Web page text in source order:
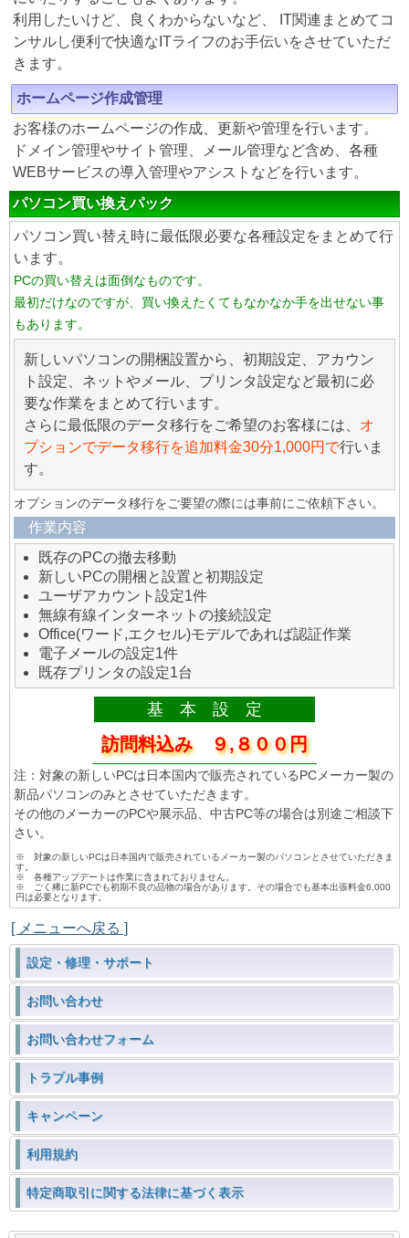
利用したいけど、良くわからないなど、 IT関連まとめてコ
ンサルし便利で快適なITライフのお手伝いをさせていただ
きます。
ホームページ作成管理
お客様のホームページの作成、更新や管理を行います。
ドメイン管理やサイト管理、メール管理など含め、各種
WEBサービスの導入管理やアシストなどを行います。
パソコン買い換えパック
パソコン買い替え時に最低限必要な各種設定をまとめて行
います。
PCの買い替えは面倒なものです。
最初だけなのですが、買い換えたくてもなかなか手を出せない事
もあります。
新しいパソコンの開梱設置から、初期設定、アカウン
ト設定、ネットやメール、プリンタ設定など最初に必
要な作業をまとめて行います。
さらに最低限のデータ移行をご希望のお客様には、 オ
プションでデータ移行を追加料金30分1,000円で行いま
す。
オプションのデータ移行をご要望の際には事前にご依頼下さい。
作業内容
既存のPCの撤去移動
新しいPCの開梱と設置と初期設定
ユーザアカウント設定1件
無線有線インターネットの接続設定
Office(ワード,エクセル)モデルであれば認証作業
電子メールの設定1件
既存プリンタの設定1台
基 本 設 定
訪問料込み ９,８００円
注：対象の新しいPCは日本国内で販売されているPCメーカー製の
新品パソコンのみとさせていただきます。
その他のメーカーのPCや展示品、中古PC等の場合は別途ご相談下
さい。
※ 対象の新しいPCは日本国内で販売されているメーカー製のパソコンとさせていただきま
す。
※ 各種アップデートは作業に含まれておりません。
※ ごく稀に新PCでも初期不良の品物の場合があります。その場合でも基本出張料金6,000
円は必要となります。
[ メニューへ戻る ]
設定・修理・サポート
お問い合わせ
お問い合わせフォーム
トラブル事例
キャンペーン
利用規約
特定商取引に関する法律に基づく表示